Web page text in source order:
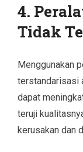
4.
Tidak
Menggunakan
terstandarisasi
dapat
teruji
kerusakan dan